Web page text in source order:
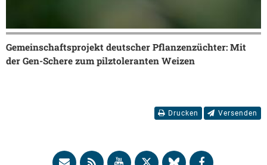
Gemeinschaftsprojekt deutscher Pflanzenzüchter: Mit
der Gen-Schere zum pilztoleranten Weizen
Drucken Versenden